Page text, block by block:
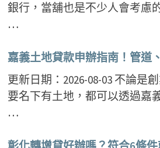
銀行，當舖也是不少人會考慮
…
嘉義土地貸款申辦指南！管道
更新日期：2026-08-03 不論是
要名下有土地，都可以透過嘉
…